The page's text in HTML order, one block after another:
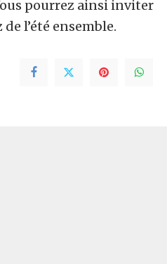
pourrez ainsi inviter
l’été ensemble.